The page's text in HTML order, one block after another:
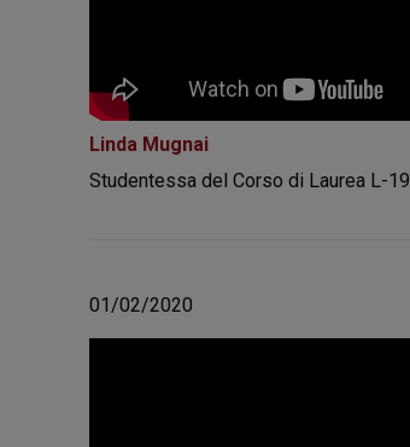
Linda Mugnai
Studentessa del Corso di Laurea L-19
01/02/2020